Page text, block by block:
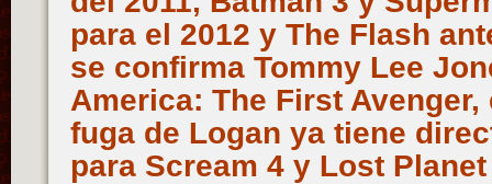
para el 2012 y The Flash
se confirma Tommy Lee
America: The First Avenger,
fuga de Logan ya tiene
para Scream 4 y Lost